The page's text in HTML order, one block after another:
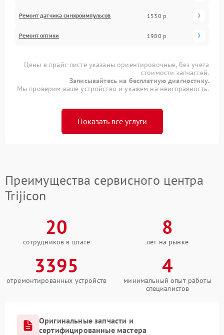
Ремонт датчика синхроимпульсов 1530 р
Ремонт оптики 1980 р
Цены в прайс-листе указаны ориентировочные, без учета
стоимости запчастей.
Записывайтесь на бесплатную диагностику.
Мы проверим ваше устройство и укажем на неисправность.
Показать все услуги
Преимущества сервисного центра
Trijicon
20
сотрудников в штате
8
лет на рынке
3395
отремонтированных устройств
4
минимальный опыт работы
специалистов
Оригинальные запчасти и
сертифицированные мастера